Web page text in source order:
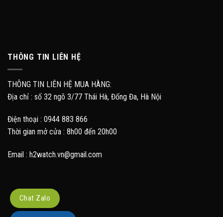
THÔNG TIN LIÊN HỆ
THÔNG TIN LIÊN HỆ MUA HÀNG:
Địa chỉ : số 32 ngõ 3/77 Thái Hà, Đống Đa, Hà Nội
Điện thoại : 0944 883 866
Thời gian mở cửa : 8h00 đến 20h00
Email : h2watch.vn@gmail.com
Chat Zalo